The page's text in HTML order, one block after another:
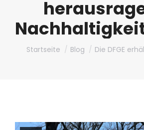
Du bist hier:
Startseite Blog Die DFGE